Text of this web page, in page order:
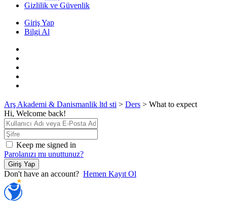
Gizlilik ve Güvenlik
Giriş Yap
Bilgi Al
Arş Akademi & Danismanlik ltd sti > Ders > What to expect
Hi, Welcome back!
Keep me signed in
Parolanızı mı unuttunuz?
Giriş Yap
Don't have an account? Hemen Kayıt Ol